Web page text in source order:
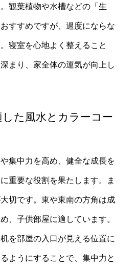
観葉植物や水槽などの「生
すすめですが、過度にならな
寝室を心地よく整えること
まり、家全体の運気が向上し
た風水とカラーコー
集中力を高め、健全な成長を
重要な役割を果たします。ま
切です。東や東南の方角は成
、子供部屋に適しています。
を部屋の入口が見える位置に
ようにすることで、集中力と